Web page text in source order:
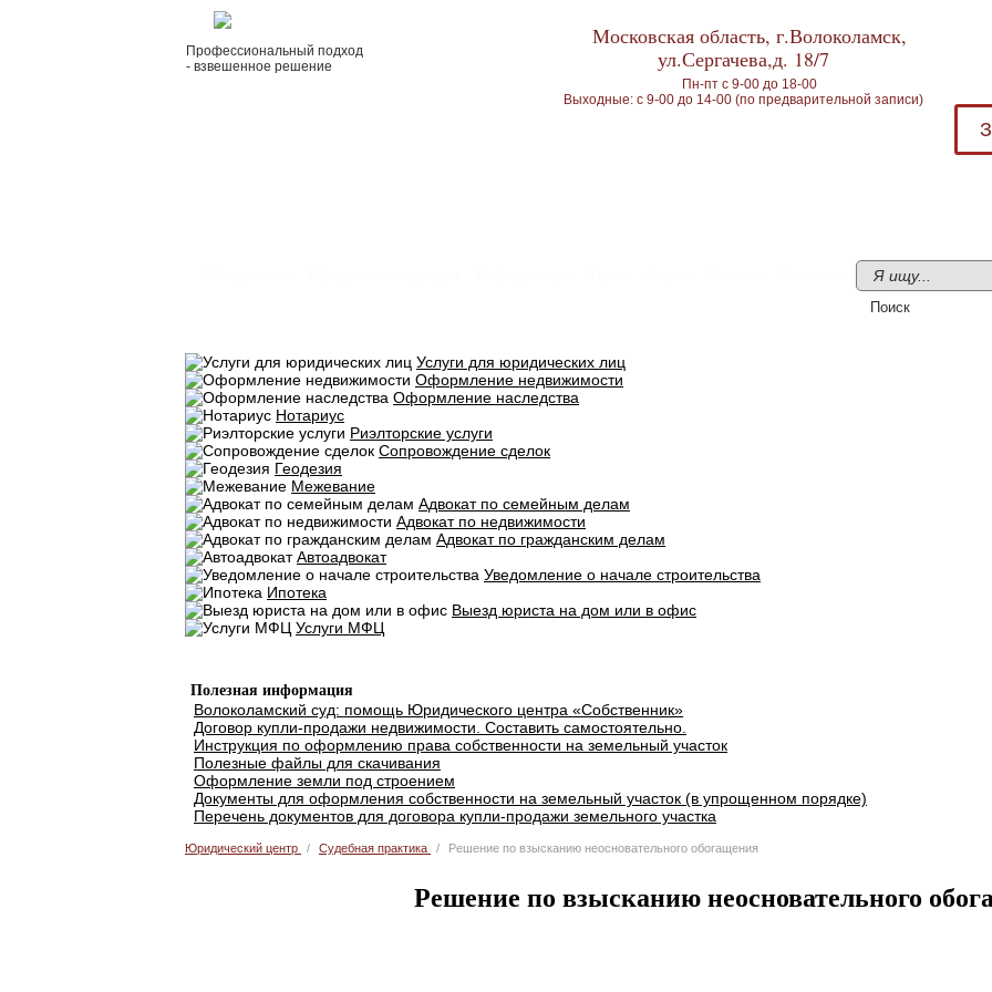
Профессиональный подход
- взвешенное решение
Московская область, г.Волоколамск,
ул.Сергачева,д. 18/7
Пн-пт с 9-00 до 18-00
Выходные: с 9-00 до 14-00 (по предварительной записи)
Услуги для юридических лиц
Оформление недвижимости
Оформление наследства
Нотариус
Риэлторские услуги
Сопровождение сделок
Геодезия
Межевание
Адвокат по семейным делам
Адвокат по недвижимости
Адвокат по гражданским делам
Автоадвокат
Уведомление о начале строительства
Ипотека
Выезд юриста на дом или в офис
Услуги МФЦ
Полезная информация
Волоколамский суд: помощь Юридического центра «Собственник»
Договор купли-продажи недвижимости. Составить самостоятельно.
Инструкция по оформлению права собственности на земельный участок
Полезные файлы для скачивания
Оформление земли под строением
Документы для оформления собственности на земельный участок (в упрощенном порядке)
Перечень документов для договора купли-продажи земельного участка
Юридический центр Судебная практика Решение по взысканию неосновательного обогащения
Решение по взысканию неосновательного